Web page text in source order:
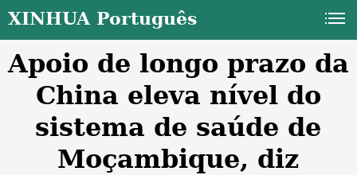
XINHUA Português
Apoio de longo prazo da
China eleva nível do
sistema de saúde de
Moçambique, diz